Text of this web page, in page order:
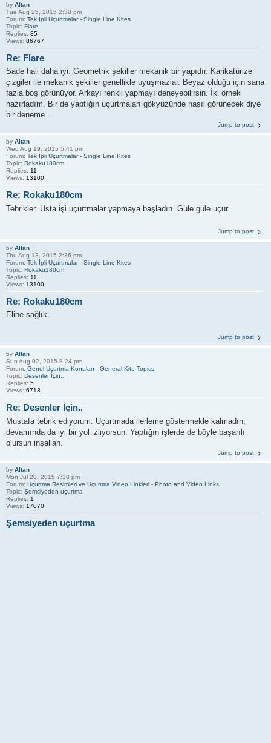
by Altan
Tue Aug 25, 2015 2:30 pm
Forum: Tek İpli Uçurtmalar - Single Line Kites
Topic: Flare
Replies: 85
Views: 86767
Re: Flare
Sade hali daha iyi. Geometrik şekiller mekanik bir yapıdır. Karikatürize
çizgiler ile mekanik şekiller genellikle uyuşmazlar. Beyaz olduğu için sana
fazla boş görünüyor. Arkayı renkli yapmayı deneyebilirsin. İki örnek
hazırladım. Bir de yaptığın uçurtmaları gökyüzünde nasıl görünecek diye
bir deneme...
Jump to post
by Altan
Wed Aug 19, 2015 5:41 pm
Forum: Tek İpli Uçurtmalar - Single Line Kites
Topic: Rokaku180cm
Replies: 11
Views: 13100
Re: Rokaku180cm
Tebrikler. Usta işi uçurtmalar yapmaya başladın. Güle güle uçur.
Jump to post
by Altan
Thu Aug 13, 2015 2:36 pm
Forum: Tek İpli Uçurtmalar - Single Line Kites
Topic: Rokaku180cm
Replies: 11
Views: 13100
Re: Rokaku180cm
Eline sağlık.
Jump to post
by Altan
Sun Aug 02, 2015 8:24 pm
Forum: Genel Uçurtma Konuları - General Kite Topics
Topic: Desenler İçin..
Replies: 5
Views: 6713
Re: Desenler İçin..
Mustafa tebrik ediyorum. Uçurtmada ilerleme göstermekle kalmadın,
devamında da iyi bir yol izliyorsun. Yaptığın işlerde de böyle başarılı
olursun inşallah.
Jump to post
by Altan
Mon Jul 20, 2015 7:38 pm
Forum: Uçurtma Resimleri ve Uçurtma Video Linkleri - Photo and Video Links
Topic: Şemsiyeden uçurtma
Replies: 1
Views: 17070
Şemsiyeden uçurtma